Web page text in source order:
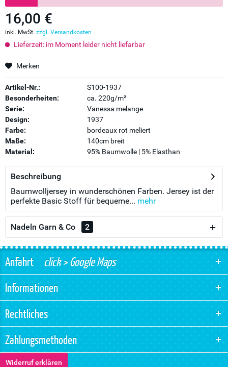
16,00 €
inkl. MwSt. zzgl. Versandkosten
Lieferzeit: im Moment leider nicht liefarbar
Merken
Artikel-Nr.:
S100-1937
Besonderheiten:
ca. 220g/m²
Serie:
Vanessa melange
Design:
1937
Farbe:
bordeaux rot meliert
Maße:
140cm breit
Material:
95% Baumwolle | 5% Elasthan
Beschreibung
Baumwolljersey in wunderschönen Farben. Jersey ist der
perfekte Basic Stoff für bequeme... mehr
Nadeln Garn & Co 2
Anfahrtclick > Google Maps
Informationen
Rechtliches
Zahlungsmethoden
Widerruf erklären